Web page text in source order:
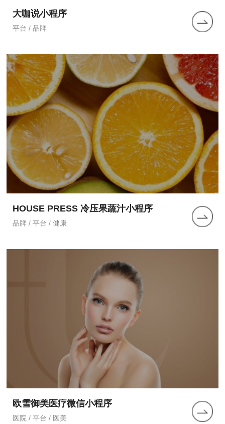
大咖说小程序
平台 / 品牌
HOUSE PRESS 冷压果蔬汁小程序
品牌 / 平台 / 健康
欧雪御美医疗微信小程序
医院 / 平台 / 医美